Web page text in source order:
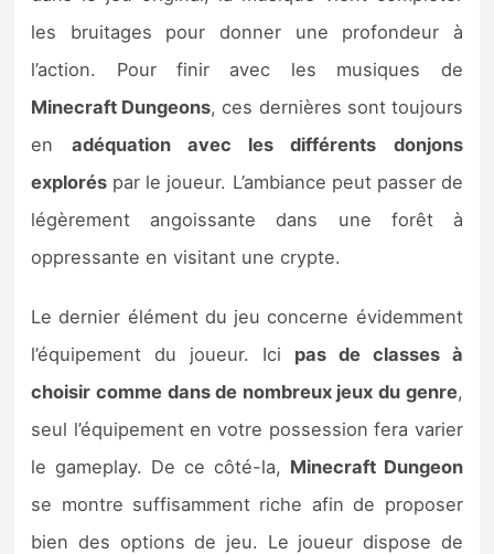
les bruitages pour donner une profondeur à
l’action. Pour finir avec les musiques de
Minecraft Dungeons, ces dernières sont toujours
en adéquation avec les différents donjons
explorés par le joueur. L’ambiance peut passer de
légèrement angoissante dans une forêt à
oppressante en visitant une crypte.
Le dernier élément du jeu concerne évidemment
l’équipement du joueur. Ici pas de classes à
choisir comme dans de nombreux jeux du genre,
seul l’équipement en votre possession fera varier
le gameplay. De ce côté-la, Minecraft Dungeon
se montre suffisamment riche afin de proposer
bien des options de jeu. Le joueur dispose de